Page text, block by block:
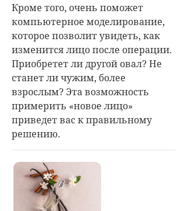
Кроме того, очень поможет
компьютерное моделирование,
которое позволит увидеть, как
изменится лицо после операции.
Приобретет ли другой овал? Не
станет ли чужим, более
взрослым? Эта возможность
примерить «новое лицо»
приведет вас к правильному
решению.